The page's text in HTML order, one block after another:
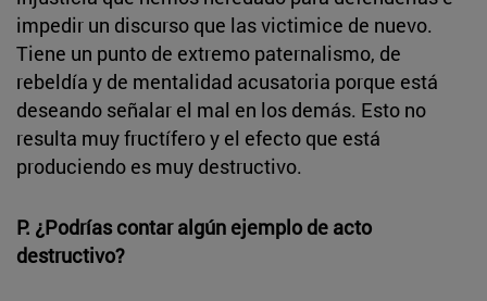
impedir un discurso que las victimice de nuevo.
Tiene un punto de extremo paternalismo, de
rebeldía y de mentalidad acusatoria porque está
deseando señalar el mal en los demás. Esto no
resulta muy fructífero y el efecto que está
produciendo es muy destructivo.
P. ¿Podrías contar algún ejemplo de acto
destructivo?